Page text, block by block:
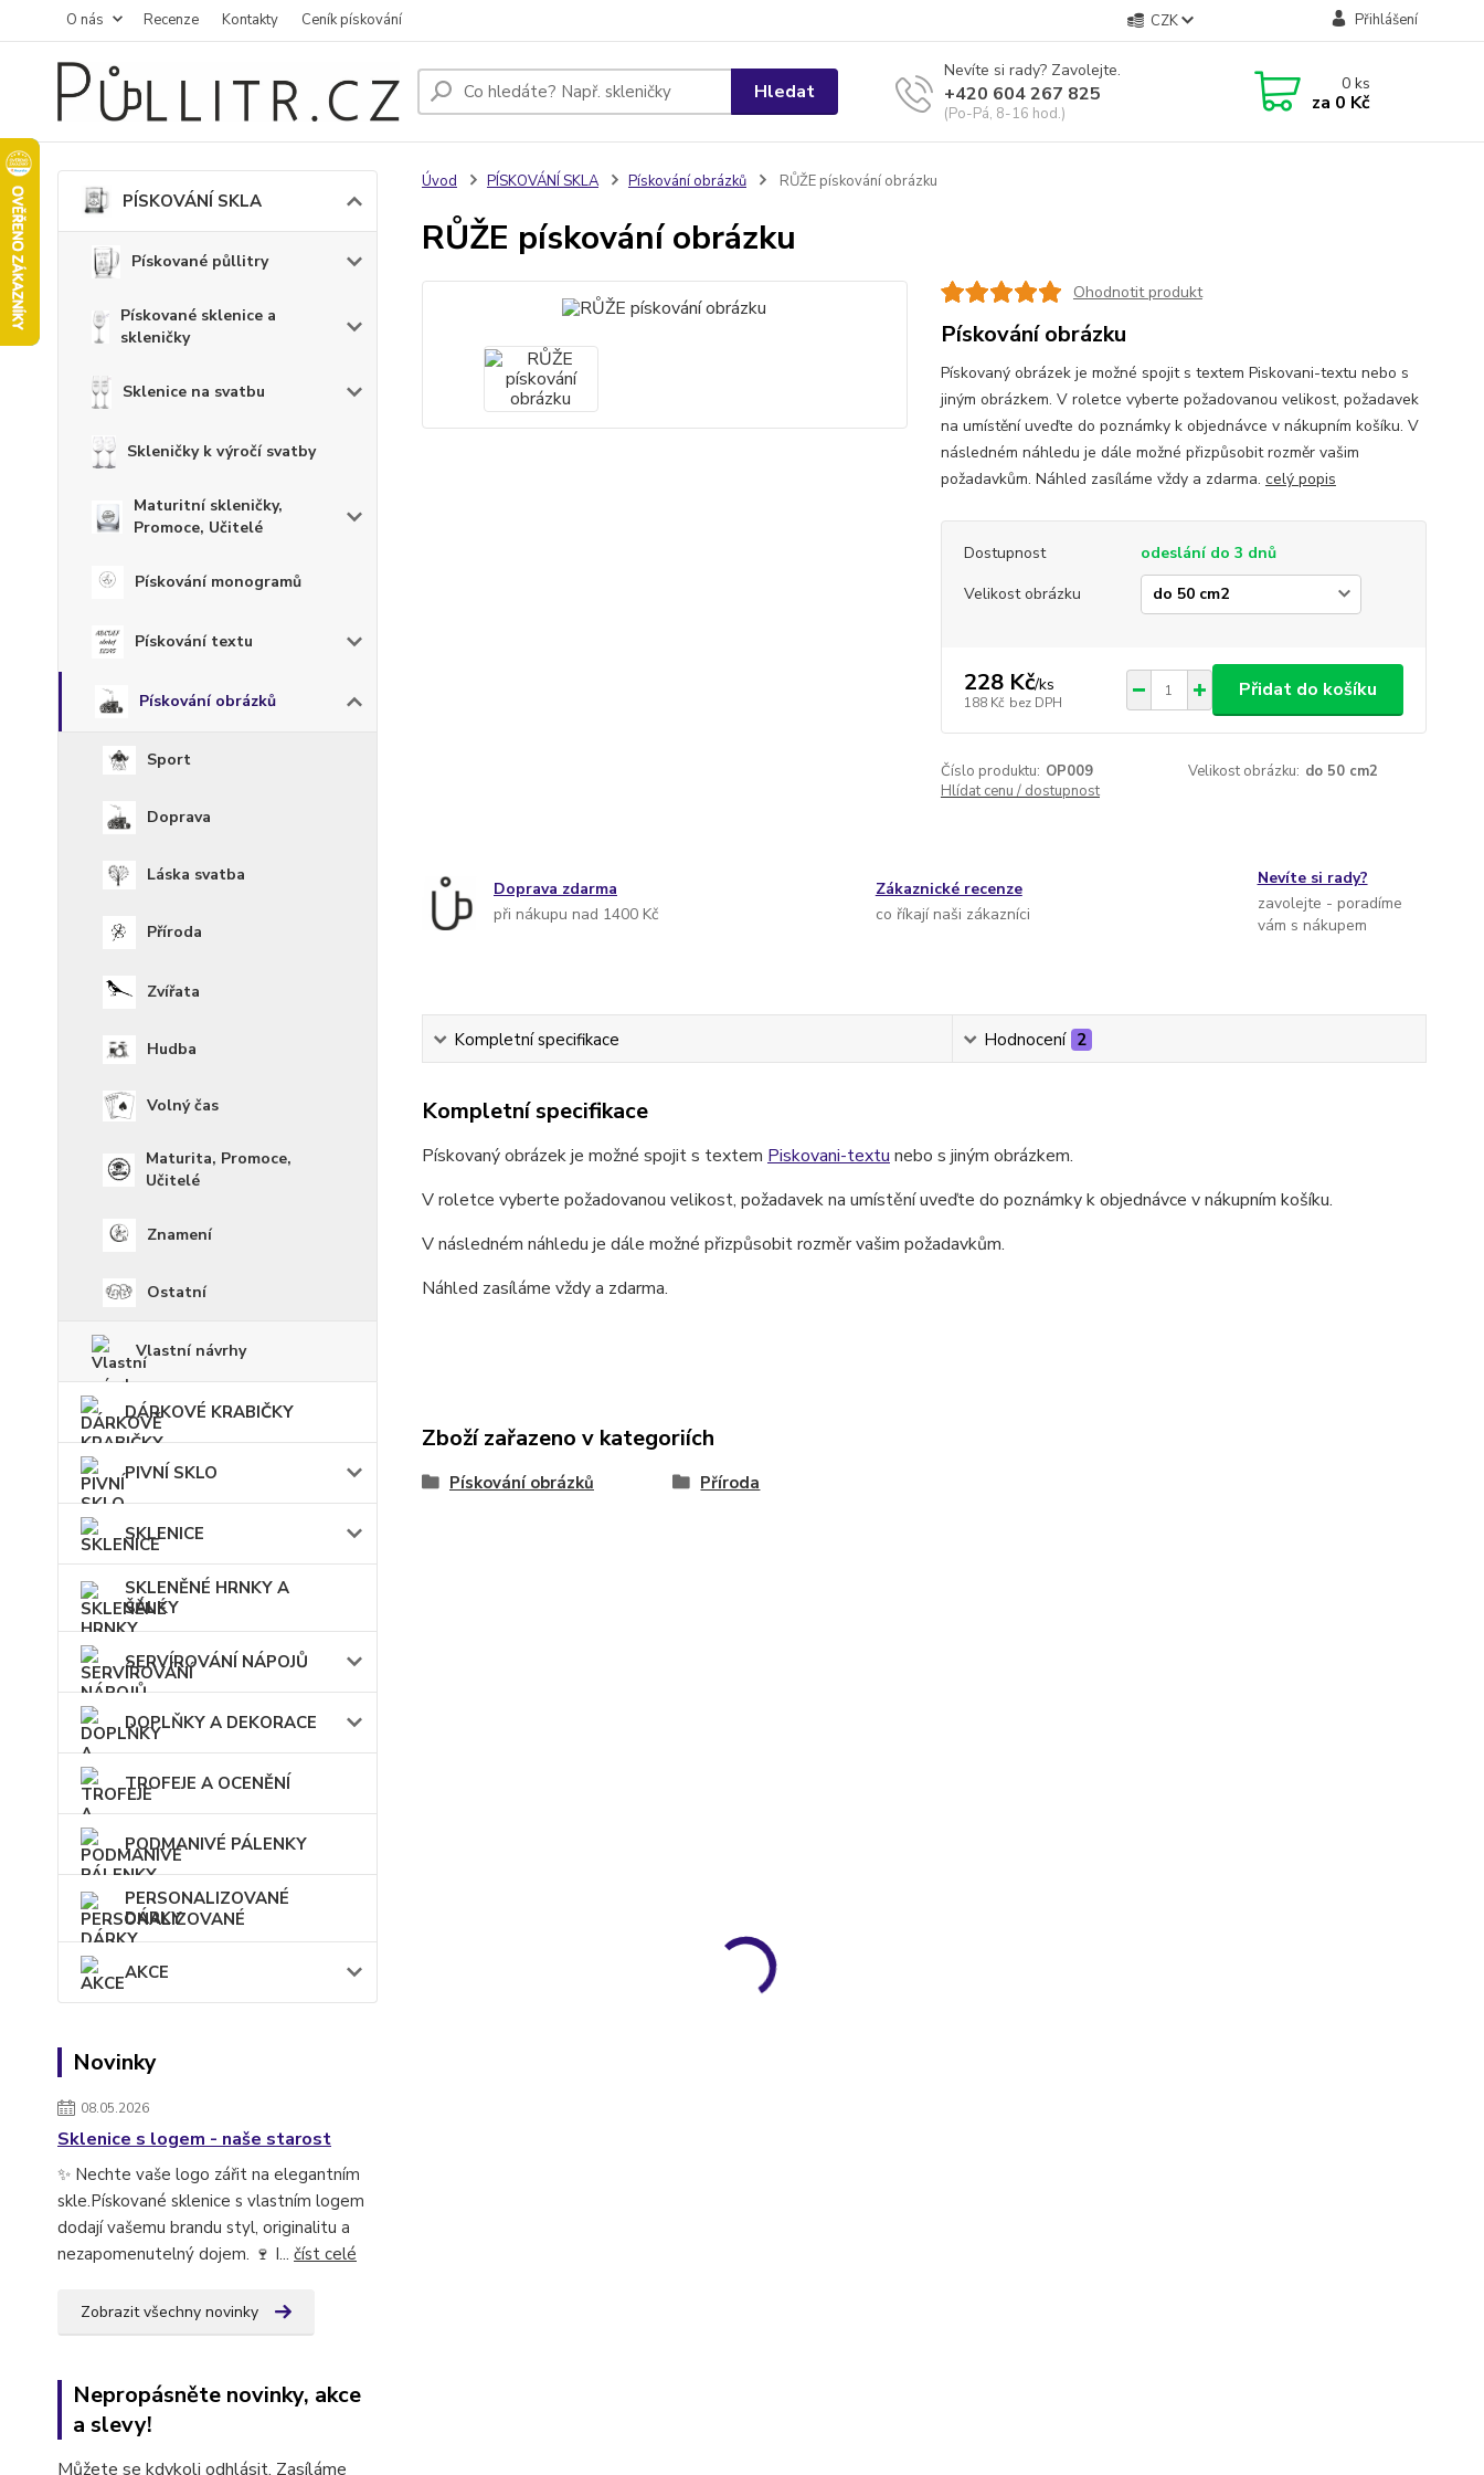
O nás Recenze Kontakty Ceník pískování CZK Přihlášení
Hledat
Nevíte si rady? Zavolejte.
+420 604 267 825
(Po-Pá, 8-16 hod.)
0ks
za 0 Kč
PÍSKOVÁNÍ SKLA
Pískované půllitry
Pískované sklenice a
skleničky
Sklenice na svatbu
Skleničky k výročí svatby
Maturitní skleničky,
Promoce, Učitelé
Pískování monogramů
Pískování textu
Pískování obrázků
Sport
Doprava
Láska svatba
Příroda
Zvířata
Hudba
Volný čas
Maturita, Promoce,
Učitelé
Znamení
Ostatní
Vlastní návrhy
DÁRKOVÉ KRABIČKY
PIVNÍ SKLO
SKLENICE
SKLENĚNÉ HRNKY A
ŠÁLKY
SERVÍROVÁNÍ NÁPOJŮ
DOPLŇKY A DEKORACE
TROFEJE A OCENĚNÍ
PODMANIVÉ PÁLENKY
PERSONALIZOVANÉ
DÁRKY
AKCE
Novinky
08.05.2026
Sklenice s logem - naše starost
✨ Nechte vaše logo zářit na elegantním
skle.Pískované sklenice s vlastním logem
dodají vašemu brandu styl, originalitu a
nezapomenutelný dojem. 🍷 I... číst celé
Zobrazit všechny novinky
Nepropásněte novinky, akce
a slevy!
Můžete se kdykoli odhlásit. Zasíláme
Úvod PÍSKOVÁNÍ SKLA Pískování obrázků RŮŽE pískování obrázku
RŮŽE pískování obrázku
Ohodnotit produkt
Pískování obrázku
Pískovaný obrázek je možné spojit s textem Piskovani-textu nebo s
jiným obrázkem. V roletce vyberte požadovanou velikost, požadavek
na umístění uveďte do poznámky k objednávce v nákupním košíku. V
následném náhledu je dále možné přizpůsobit rozměr vašim
požadavkům. Náhled zasíláme vždy a zdarma. celý popis
Dostupnost
odeslání do 3 dnů
Velikost obrázku
228 Kč/ks
188 Kč bez DPH
Přidat do košíku
Číslo produktu: OP009 Velikost obrázku: do 50 cm2
Hlídat cenu / dostupnost
Doprava zdarma
při nákupu nad 1400 Kč
Zákaznické recenze
co říkají naši zákazníci
Nevíte si rady?
zavolejte - poradíme
vám s nákupem
Kompletní specifikace Hodnocení 2
Kompletní specifikace
Pískovaný obrázek je možné spojit s textem Piskovani-textu nebo s jiným obrázkem.
V roletce vyberte požadovanou velikost, požadavek na umístění uveďte do poznámky k objednávce v nákupním košíku.
V následném náhledu je dále možné přizpůsobit rozměr vašim požadavkům.
Náhled zasíláme vždy a zdarma.
Zboží zařazeno v kategoriích
Pískování obrázků Příroda